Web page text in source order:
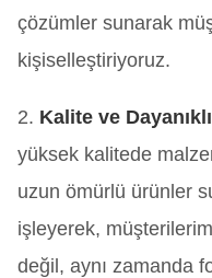
çözümler sunarak
kişiselleştiriyoruz.
2. Kalite ve
yüksek kalitede
uzun ömürlü ürünler
işleyerek,
değil, aynı zamanda